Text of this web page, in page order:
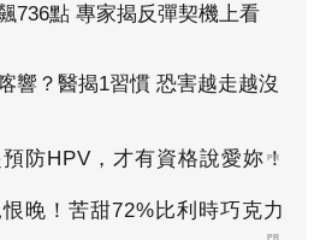
736點 專家揭反彈契機上看
響？醫揭1習慣 恐害越走越沒
防HPV，才有資格說愛妳！
PR
晚！苦甜72%比利時巧克力
PR